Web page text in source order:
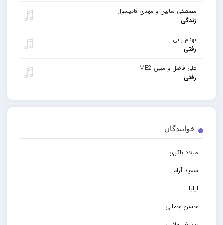
مصطفی سابین و مهدی فامیسول
زندگی
بهنام بانی
رفتی
علی فاضل و مبین ME2
رفتی
خوانندگان
میلاد باکری
سعید آرام
ایلیا
حسن جمالی